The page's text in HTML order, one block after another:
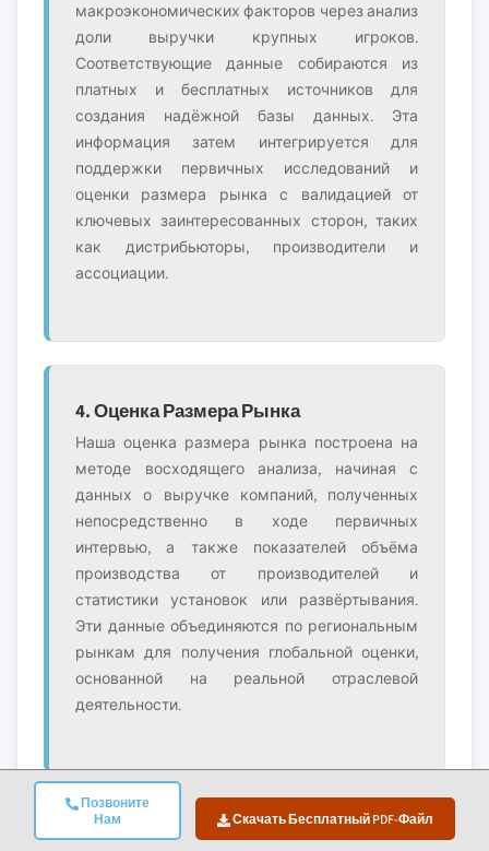
Позвоните
Нам
Скачать Бесплатный PDF-Файл
макроэкономических факторов через анализ
доли выручки крупных игроков.
Соответствующие данные собираются из
платных и бесплатных источников для
создания надёжной базы данных. Эта
информация затем интегрируется для
поддержки первичных исследований и
оценки размера рынка с валидацией от
ключевых заинтересованных сторон, таких
как дистрибьюторы, производители и
ассоциации.
4. Оценка Размера Рынка
Наша оценка размера рынка построена на
методе восходящего анализа, начиная с
данных о выручке компаний, полученных
непосредственно в ходе первичных
интервью, а также показателей объёма
производства от производителей и
статистики установок или развёртывания.
Эти данные объединяются по региональным
рынкам для получения глобальной оценки,
основанной на реальной отраслевой
деятельности.
5. Модель Прогноза И Ключевые